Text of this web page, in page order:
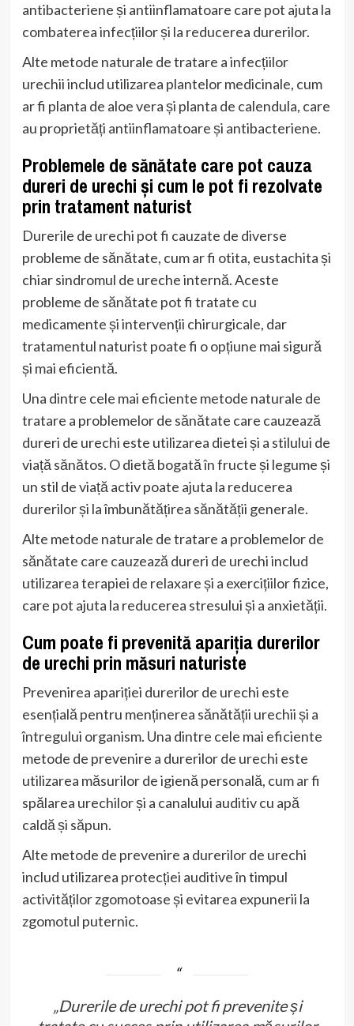
antibacteriene și antiinflamatoare care pot ajuta la
combaterea infecțiilor și la reducerea durerilor.
Alte metode naturale de tratare a infecțiilor
urechii includ utilizarea plantelor medicinale, cum
ar fi planta de aloe vera și planta de calendula, care
au proprietăți antiinflamatoare și antibacteriene.
Problemele de sănătate care pot cauza
dureri de urechi și cum le pot fi rezolvate
prin tratament naturist
Durerile de urechi pot fi cauzate de diverse
probleme de sănătate, cum ar fi otita, eustachita și
chiar sindromul de ureche internă. Aceste
probleme de sănătate pot fi tratate cu
medicamente și intervenții chirurgicale, dar
tratamentul naturist poate fi o opțiune mai sigură
și mai eficientă.
Una dintre cele mai eficiente metode naturale de
tratare a problemelor de sănătate care cauzează
dureri de urechi este utilizarea dietei și a stilului de
viață sănătos. O dietă bogată în fructe și legume și
un stil de viață activ poate ajuta la reducerea
durerilor și la îmbunătățirea sănătății generale.
Alte metode naturale de tratare a problemelor de
sănătate care cauzează dureri de urechi includ
utilizarea terapiei de relaxare și a exercițiilor fizice,
care pot ajuta la reducerea stresului și a anxietății.
Cum poate fi prevenită apariția durerilor
de urechi prin măsuri naturiste
Prevenirea apariției durerilor de urechi este
esențială pentru menținerea sănătății urechii și a
întregului organism. Una dintre cele mai eficiente
metode de prevenire a durerilor de urechi este
utilizarea măsurilor de igienă personală, cum ar fi
spălarea urechilor și a canalului auditiv cu apă
caldă și săpun.
Alte metode de prevenire a durerilor de urechi
includ utilizarea protecției auditive în timpul
activităților zgomotoase și evitarea expunerii la
zgomotul puternic.
„Durerile de urechi pot fi prevenite și